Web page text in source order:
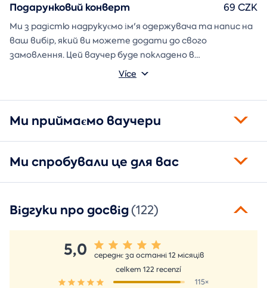
Подарунковий конверт
Ми з радістю надрукуємо ім'я одержувача та напис на
ваш вибір, який ви можете додати до свого
замовлення. Цей ваучер буде покладено в
подарунковий конверт і надіслано безпосередньо вам.
Více
69 CZK
Ми приймаємо ваучери
Ми спробували це для вас
Відгуки про досвід(122)
5,0
середнє за останні 12 місяців
celkem 122 recenzí
115×